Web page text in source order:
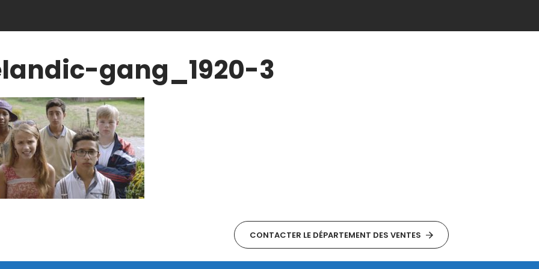
gang_1920-3
CONTACTER LE DÉPARTEMENT DES VENTES